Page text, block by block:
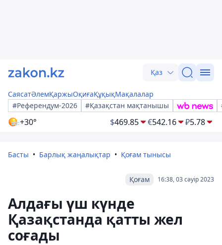
Қаз
СаясатӘлемҚаржыОқиғаҚұқықМақалалар
#Референдум-2026
#Қазақстан мақтанышы
+30° $469.85 €542.16 ₽5.78
Басты Барлық жаңалықтар Қоғам тынысы
16:38, 03 сәуір 2023
Қоғам
Алдағы үш күнде
Қазақстанда қатты жел
соғады